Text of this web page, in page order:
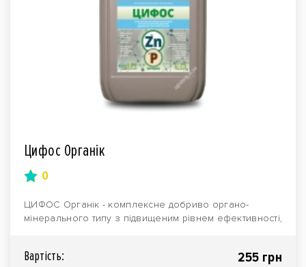
Цифос Органік
0
ЦИФОС Органік - комплексне добриво органо-
мінерального типу з підвищеним рівнем ефективності,
Вартiсть: 255 грн